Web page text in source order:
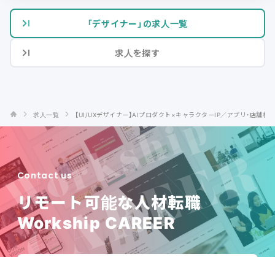
「デザイナー」の求人一覧
求人を探す
求人一覧 【UI/UXデザイナー】AIプロダクト×キャラクターIP／アプリ・店舗横
Contact us
リモート可能な人材転職
Workship CAREER